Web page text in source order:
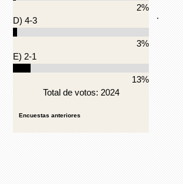
2%
D) 4-3
3%
E) 2-1
13%
Total de votos: 2024
Encuestas anteriores
.